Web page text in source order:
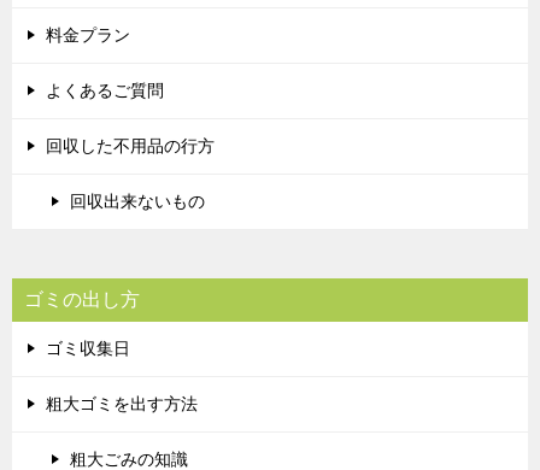
料金プラン
よくあるご質問
回収した不用品の行方
回収出来ないもの
ゴミの出し方
ゴミ収集日
粗大ゴミを出す方法
粗大ごみの知識